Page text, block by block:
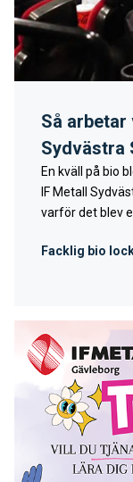
Så arbetar
Sydvästra
En kväll på bio
IF Metall
varför det blev
Facklig bio